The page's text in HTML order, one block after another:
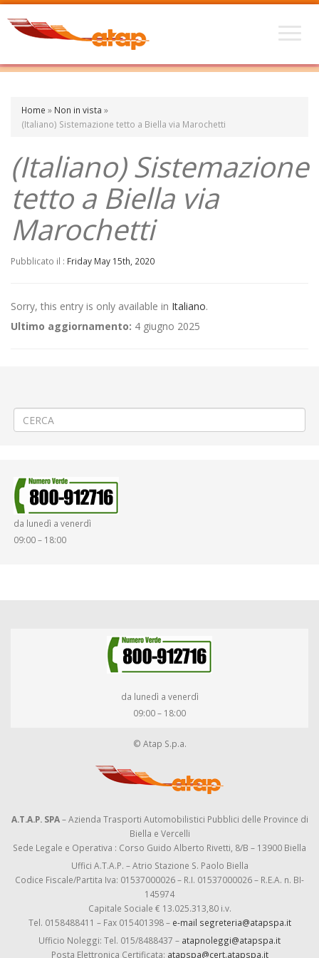
Home » Non in vista »
(Italiano) Sistemazione tetto a Biella via Marochetti
(Italiano) Sistemazione
tetto a Biella via
Marochetti
Pubblicato il : Friday May 15th, 2020
Sorry, this entry is only available in Italiano.
Ultimo aggiornamento: 4 giugno 2025
da lunedì a venerdì
09:00 – 18:00
da lunedì a venerdì
09:00 – 18:00
© Atap S.p.a.
A.T.A.P. SPA– Azienda Trasporti Automobilistici Pubblici delle Province di
Biella e Vercelli
Sede Legale e Operativa : Corso Guido Alberto Rivetti, 8/B – 13900 Biella
Uffici A.T.A.P. – Atrio Stazione S. Paolo Biella
Codice Fiscale/Partita Iva: 01537000026 – R.I. 01537000026 – R.E.A. n. BI-
145974
Capitale Sociale € 13.025.313,80 i.v.
Tel. 0158488411 – Fax 015401398 – e-mail segreteria@atapspa.it
Ufficio Noleggi: Tel. 015/8488437 – atapnoleggi@atapspa.it
Posta Elettronica Certificata: atapspa@cert.atapspa.it